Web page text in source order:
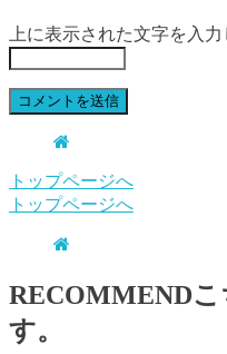
上に表示された文字を入力
トップページへ
トップページへ
RECOMMEND
す。